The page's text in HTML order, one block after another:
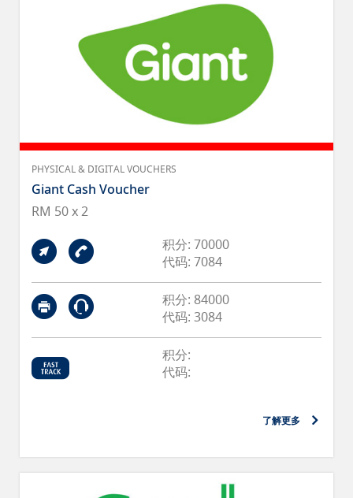
PHYSICAL & DIGITAL VOUCHERS
Giant Cash Voucher
RM 50 x 2
积分: 70000
代码: 7084
积分: 84000
代码: 3084
积分:
代码:
了解更多